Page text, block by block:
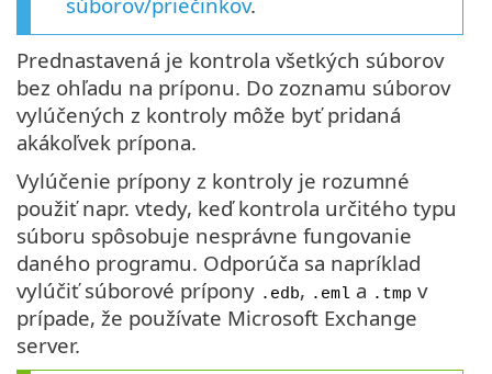
Prednastavená je kontrola všetkých súborov
bez ohľadu na príponu. Do zoznamu súborov
vylúčených z kontroly môže byť pridaná
akákoľvek prípona.
Vylúčenie prípony z kontroly je rozumné
použiť napr. vtedy, keď kontrola určitého typu
súboru spôsobuje nesprávne fungovanie
daného programu. Odporúča sa napríklad
vylúčiť súborové prípony .edb, .eml a .tmp v
prípade, že používate Microsoft Exchange
server.